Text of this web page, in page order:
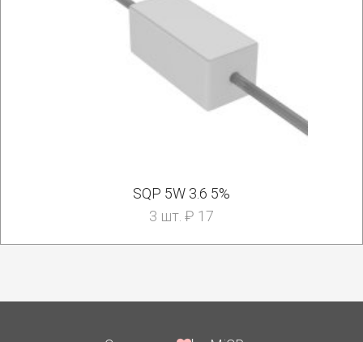
SQP 5W 3.6 5%
3 шт. ₽ 17